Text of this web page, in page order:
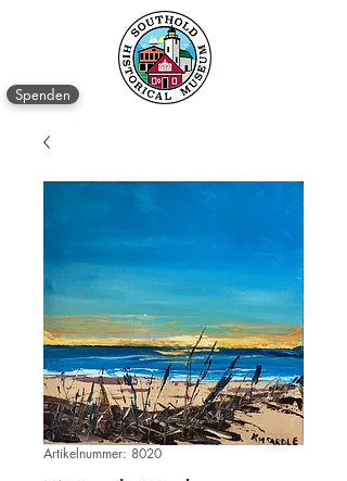
Spenden
Artikelnummer: 8020